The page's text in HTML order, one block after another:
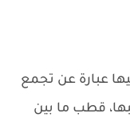
عبارة عن تجمع
قطب ما بين